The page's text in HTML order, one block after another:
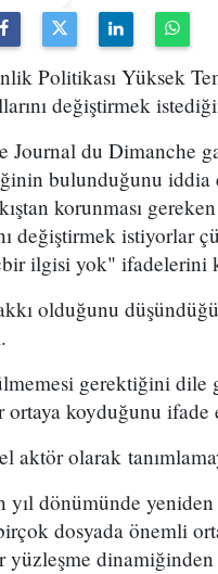
Politikası Yüksek
değiştirmek
Journal du Dimanche
bulunduğunu iddia
korunması
değiştirmek istiyorlar
ilgisi yok" ifadelerini
olduğunu
gerektiğini
koyduğunu ifade
olarak
dönümünde yeniden
dosyada önemli
dinamiğinden